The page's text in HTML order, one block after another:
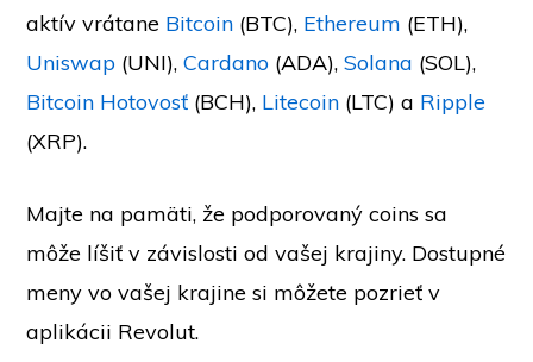
aktív vrátane Bitcoin (BTC), Ethereum (ETH),
Uniswap (UNI),Cardano (ADA),Solana (SOL),
Bitcoin Hotovosť (BCH), Litecoin (LTC) a Ripple
(XRP).
Majte na pamäti, že podporovaný coins sa
môže líšiť v závislosti od vašej krajiny. Dostupné
meny vo vašej krajine si môžete pozrieť v
aplikácii Revolut.